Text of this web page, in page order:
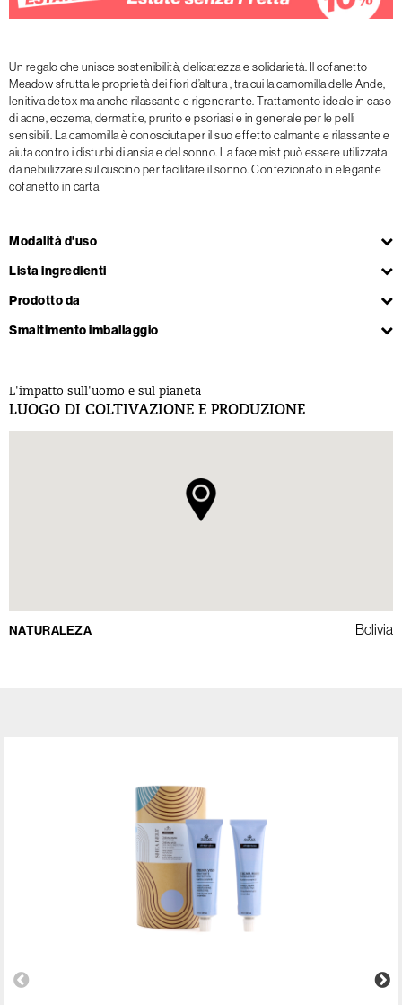
Un regalo che unisce sostenibilità, delicatezza e solidarietà. Il cofanetto
Meadow sfrutta le proprietà dei fiori d’altura , tra cui la camomilla delle Ande,
lenitiva detox ma anche rilassante e rigenerante. Trattamento ideale in caso
di acne, eczema, dermatite, prurito e psoriasi e in generale per le pelli
sensibili. La camomilla è conosciuta per il suo effetto calmante e rilassante e
aiuta contro i disturbi di ansia e del sonno. La face mist può essere utilizzata
da nebulizzare sul cuscino per facilitare il sonno. Confezionato in elegante
cofanetto in carta
Modalità d'uso
Lista ingredienti
Prodotto da
Smaltimento imballaggio
L'impatto sull'uomo e sul pianeta
LUOGO DI COLTIVAZIONE E PRODUZIONE
NATURALEZA Bolivia